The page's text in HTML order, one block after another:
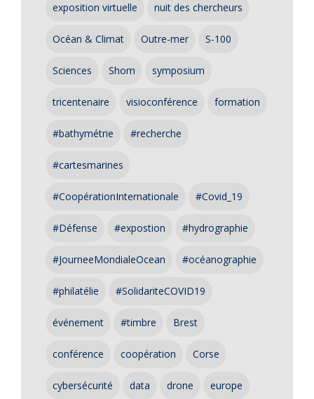
exposition virtuelle nuit des chercheurs
Océan & Climat Outre-mer S-100
Sciences Shom symposium
tricentenaire visioconférence formation
#bathymétrie #recherche
#cartesmarines
#CoopérationInternationale #Covid_19
#Défense #expostion #hydrographie
#JourneeMondialeOcean #océanographie
#philatélie #SolidariteCOVID19
événement #timbre Brest
conférence coopération Corse
cybersécurité data drone europe